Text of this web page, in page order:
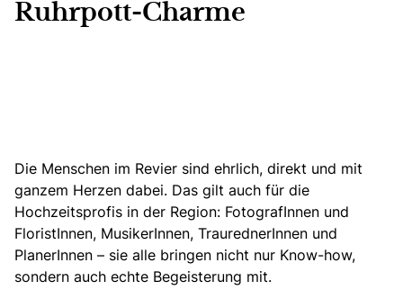
Ruhrpott-Charme
Die Menschen im Revier sind ehrlich, direkt und mit
ganzem Herzen dabei. Das gilt auch für die
Hochzeitsprofis in der Region: FotografInnen und
FloristInnen, MusikerInnen, TraurednerInnen und
PlanerInnen – sie alle bringen nicht nur Know-how,
sondern auch echte Begeisterung mit.